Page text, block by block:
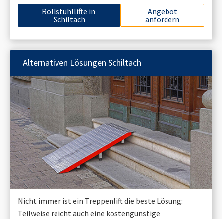
Rollstuhllifte in
Schiltach
Angebot
anfordern
Alternativen Lösungen Schiltach
Nicht immer ist ein Treppenlift die beste Lösung:
Teilweise reicht auch eine kostengünstige